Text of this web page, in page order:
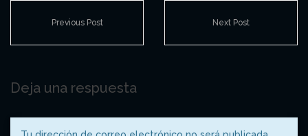
Previous Post Next Post
Deja una respuesta